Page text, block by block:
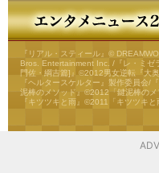
『リアル・スティール』©
Bros. Entertainment Inc. /『レ・ミゼ
門佐・綱吉篇]』©2012男女逆転『大
『ヘルタースケルター』製作委員会
泥棒のメソッド』©2012「鍵泥棒の
『キツツキと雨』©2011「キツツキ